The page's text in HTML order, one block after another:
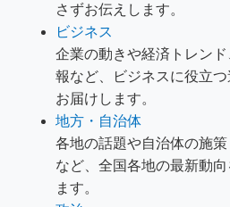
さずお伝えします。
ビジネス
企業の動きや経済トレン
報など、ビジネスに役立
お届けします。
地方・自治体
各地の話題や自治体の施
など、全国各地の最新動
ます。